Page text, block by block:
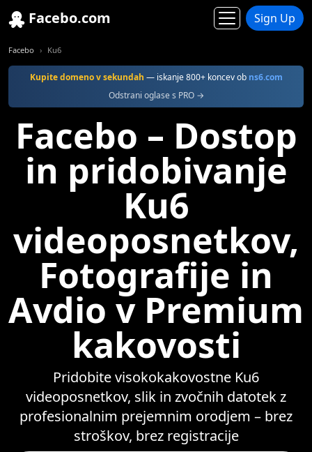
Facebo.com Sign Up
Facebo Ku6
Kupite domeno v sekundah — iskanje 800+ koncev ob ns6.com
Odstrani oglase s PRO →
Facebo – Dostop
in pridobivanje
Ku6
videoposnetkov,
Fotografije in
Avdio v Premium
kakovosti
Pridobite visokokakovostne Ku6
videoposnetkov, slik in zvočnih datotek z
profesionalnim prejemnim orodjem – brez
stroškov, brez registracije